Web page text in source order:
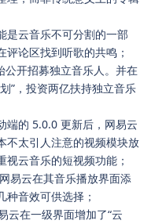
是云音乐不可分割的一部
论区找到听歌的共鸣；
公开招募独立音乐人。并在
”，投资两亿扶持独立音乐
端的 5.0.0 更新后，网易云
不太引人注意的视频模块放
云音乐的短视频功能；
易云在其音乐播放界面添
音效可供选择；
云在一级界面增加了“云